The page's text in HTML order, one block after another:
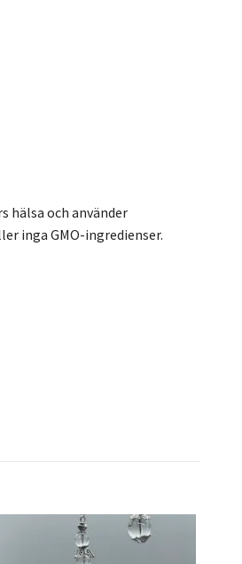
hälsa och använder
inga GMO-ingredienser.